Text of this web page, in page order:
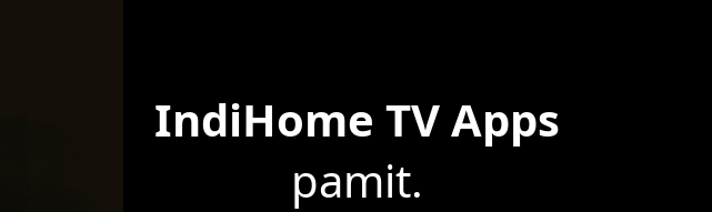
IndiHome TV Apps
pamit.